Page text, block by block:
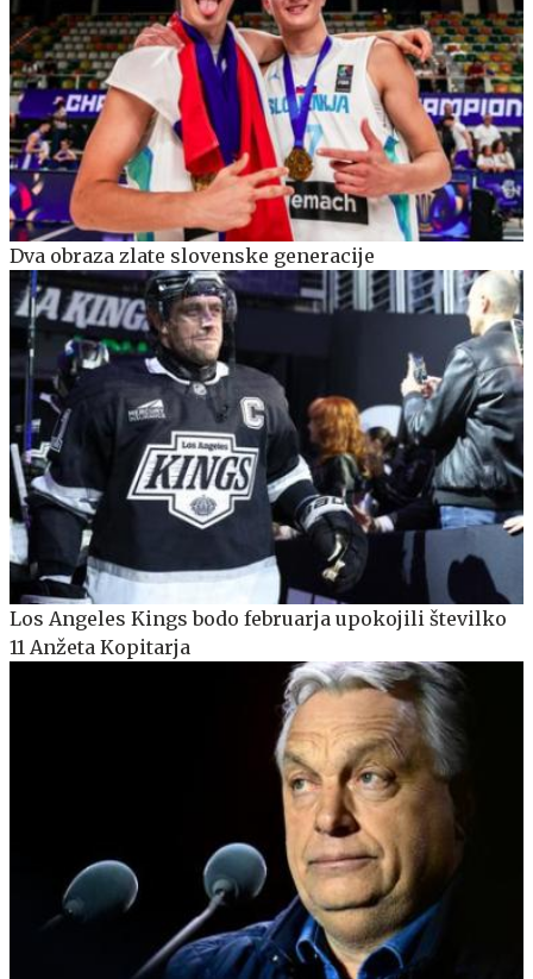
Dva obraza zlate slovenske generacije
Los Angeles Kings bodo februarja upokojili številko
11 Anžeta Kopitarja